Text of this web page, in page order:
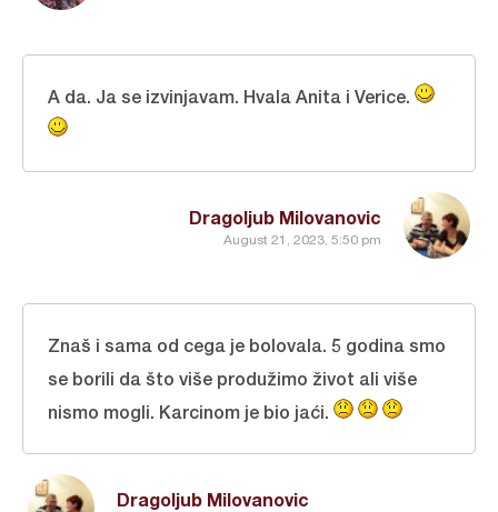
Dragoljub Milovanovic
August 21, 2023, 5:50 pm
A da. Ja se izvinjavam. Hvala Anita i Verice.
Dragoljub Milovanovic
Znaš i sama od cega je bolovala. 5 godina smo
se borili da što više produžimo život ali više
nismo mogli. Karcinom je bio jaći.